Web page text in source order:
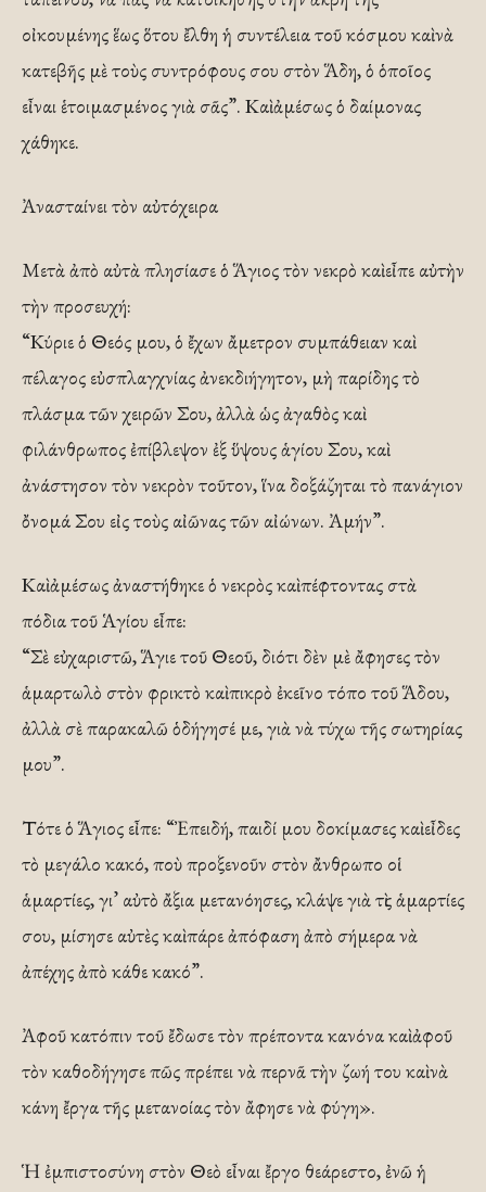
οἰκουμένης ἕως ὅτου ἔλθη ἡ συντέλεια τοῦ κόσμου καὶ νὰ
κατεβῆς μὲ τοὺς συντρόφους σου στὸν Ἅδη, ὁ ὁποῖος
εἶναι ἑτοιμασμένος γιὰ σᾶς”. Καὶ ἀμέσως ὁ δαίμονας
χάθηκε.
Ἀνασταίνει τὸν αὐτόχειρα
Μετὰ ἀπὸ αὐτὰ πλησίασε ὁ Ἅγιος τὸν νεκρὸ καὶ εἶπε αὐτὴν
τὴν προσευχή:
“Κύριε ὁ Θεός μου, ὁ ἔχων ἄμετρον συμπάθειαν καὶ
πέλαγος εὐσπλαγχνίας ἀνεκδιήγητον, μὴ παρίδης τὸ
πλάσμα τῶν χειρῶν Σου, ἀλλὰ ὡς ἀγαθὸς καὶ
φιλάνθρωπος ἐπίβλεψον ἐξ ὕψους ἁγίου Σου, καὶ
ἀνάστησον τὸν νεκρὸν τοῦτον, ἵνα δοξάζηται τὸ παν­άγιον
ὄνομά Σου εἰς τοὺς αἰῶνας τῶν αἰώνων. Ἀμήν”.
Καὶ ἀμέσως ἀναστήθηκε ὁ νεκρὸς καὶ πέφτοντας στὰ
πόδια τοῦ Ἁγίου εἶπε:
“Σὲ εὐχαριστῶ, Ἅγιε τοῦ Θεοῦ, διότι δὲν μὲ ἄφησες τὸν
ἁμαρτωλὸ στὸν φρικτὸ καὶ πικρὸ ἐκεῖνο τόπο τοῦ Ἅδου,
ἀλλὰ σὲ παρακαλῶ ὁδήγησέ με, γιὰ νὰ τύχω τῆς σωτηρίας
μου”.
Τότε ὁ Ἅγιος εἶπε: “Ἐπειδή, παιδί μου δοκίμασες καὶ εἶδες
τὸ μεγάλο κακό, ποὺ προξενοῦν στὸν ἄνθρωπο οἱ
ἁμαρτίες, γι’ αὐτὸ ἄξια μετανόησες, κλάψε γιὰ τὶς ἁμαρτίες
σου, μίσησε αὐτὲς καὶ πάρε ἀπόφαση ἀπὸ σήμερα νὰ
ἀπέχης ἀπὸ κάθε κακό”.
Ἀφοῦ κατόπιν τοῦ ἔδωσε τὸν πρέποντα κανόνα καὶ ἀφοῦ
τὸν καθοδήγησε πῶς πρέπει νὰ περνᾶ τὴν ζωή του καὶ νὰ
κάνη ἔργα τῆς μετανοίας τὸν ἄφησε νὰ φύγη».
Ἡ ἐμπιστοσύνη στὸν Θεὸ εἶναι ἔργο θεάρεστο, ἐνῶ ἡ